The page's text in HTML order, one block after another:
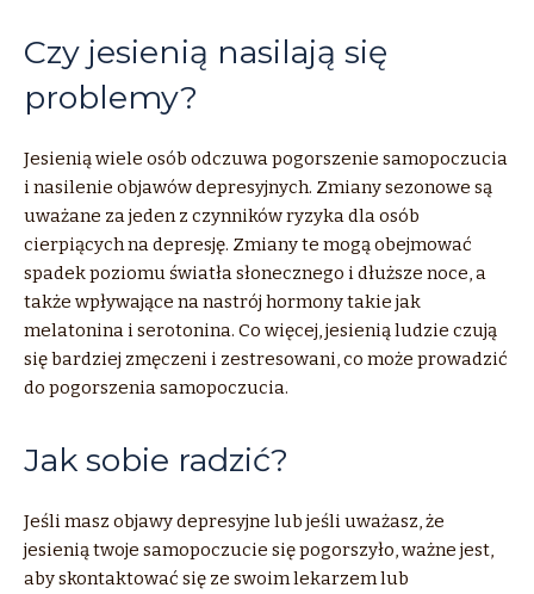
Czy jesienią nasilają się
problemy?
Jesienią wiele osób odczuwa pogorszenie samopoczucia
i nasilenie objawów depresyjnych. Zmiany sezonowe są
uważane za jeden z czynników ryzyka dla osób
cierpiących na depresję. Zmiany te mogą obejmować
spadek poziomu światła słonecznego i dłuższe noce, a
także wpływające na nastrój hormony takie jak
melatonina i serotonina. Co więcej, jesienią ludzie czują
się bardziej zmęczeni i zestresowani, co może prowadzić
do pogorszenia samopoczucia.
Jak sobie radzić?
Jeśli masz objawy depresyjne lub jeśli uważasz, że
jesienią twoje samopoczucie się pogorszyło, ważne jest,
aby skontaktować się ze swoim lekarzem lub